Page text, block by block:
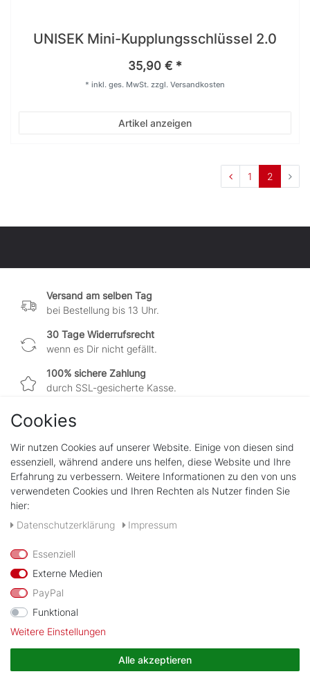
UNISEK Mini-Kupplungsschlüssel 2.0
35,90 € *
Artikel anzeigen
* inkl. ges. MwSt. zzgl. Versandkosten
1 2
Versand am selben Tag
bei Bestellung bis 13 Uhr.
30 Tage Widerrufsrecht
wenn es Dir nicht gefällt.
100% sichere Zahlung
durch SSL-gesicherte Kasse.
Shop
Kontakt
Rechtliches
Widerrufs­recht
Daten­schutz­erklärung
AGB
Zahlungsarten
Cookies
Wir nutzen Cookies auf unserer Website. Einige von diesen sind
essenziell, während andere uns helfen, diese Website und Ihre
Erfahrung zu verbessern. Weitere Informationen zu den von uns
verwendeten Cookies und Ihren Rechten als Nutzer finden Sie
hier:
Daten­schutz­erklärung
Impressum
Essenziell
Externe Medien
PayPal
Funktional
Weitere Einstellungen
Alle akzeptieren